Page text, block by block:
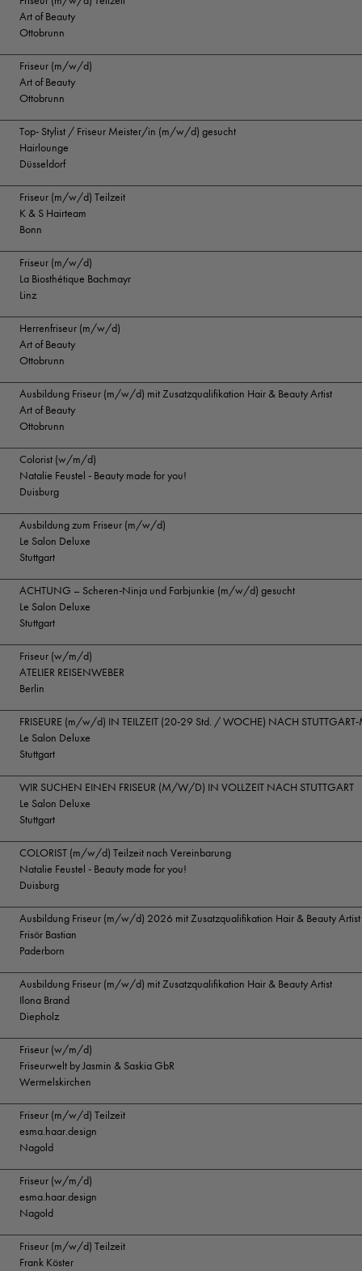
Art of Beauty
Ottobrunn
Friseur (m/w/d)
Art of Beauty
Ottobrunn
Top- Stylist / Friseur Meister/in (m/w/d) gesucht
Hairlounge
Düsseldorf
Friseur (m/w/d) Teilzeit
K & S Hairteam
Bonn
Friseur (m/w/d)
La Biosthétique Bachmayr
Linz
Herrenfriseur (m/w/d)
Art of Beauty
Ottobrunn
Ausbildung Friseur (m/w/d) mit Zusatzqualifikation Hair & Beauty Artist
Art of Beauty
Ottobrunn
Colorist (w/m/d)
Natalie Feustel - Beauty made for you!
Duisburg
Ausbildung zum Friseur (m/w/d)
Le Salon Deluxe
Stuttgart
ACHTUNG – Scheren-Ninja und Farbjunkie (m/w/d) gesucht
Le Salon Deluxe
Stuttgart
Friseur (w/m/d)
ATELIER REISENWEBER
Berlin
FRISEURE (m/w/d) IN TEILZEIT (20-29 Std. / WOCHE) NACH STUTTGART-
Le Salon Deluxe
Stuttgart
WIR SUCHEN EINEN FRISEUR (M/W/D) IN VOLLZEIT NACH STUTTGART
Le Salon Deluxe
Stuttgart
COLORIST (m/w/d) Teilzeit nach Vereinbarung
Natalie Feustel - Beauty made for you!
Duisburg
Ausbildung Friseur (m/w/d) 2026 mit Zusatzqualifikation Hair & Beauty Artist
Frisör Bastian
Paderborn
Ausbildung Friseur (m/w/d) mit Zusatzqualifikation Hair & Beauty Artist
Ilona Brand
Diepholz
Friseur (w/m/d)
Friseurwelt by Jasmin & Saskia GbR
Wermelskirchen
Friseur (m/w/d) Teilzeit
esma.haar.design
Nagold
Friseur (w/m/d)
esma.haar.design
Nagold
Friseur (m/w/d) Teilzeit
Frank Köster